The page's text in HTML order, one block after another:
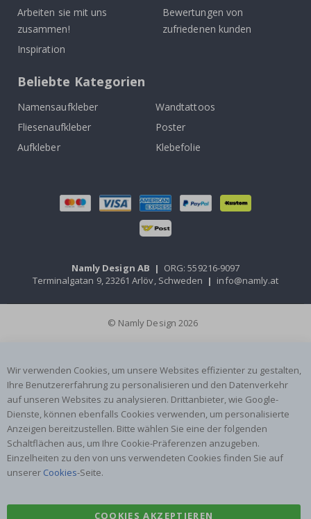
Arbeiten sie mit uns
zusammen!
Inspiration
Bewertungen von
zufriedenen kunden
Beliebte Kategorien
Namensaufkleber
Wandtattoos
Fliesenaufkleber
Poster
Aufkleber
Klebefolie
Namly Design AB | ORG: 559216-9097
Terminalgatan 9, 23261 Arlöv, Schweden | info@namly.at
© Namly Design 2026
Wir verwenden Cookies, um unsere Websites effizienter zu gestalten,
Ihre Benutzererfahrung zu personalisieren und den Datenverkehr
auf unseren Websites zu analysieren. Drittanbieter, wie Google-
Dienste, können ebenfalls Cookies verwenden, um personalisierte
Anzeigen bereitzustellen. Bitte wählen Sie eine der folgenden
Schaltflächen aus, um Ihre Cookie-Präferenzen anzugeben.
Einzelheiten zu den von uns verwendeten Cookies finden Sie auf
unserer Cookies-Seite.
COOKIES AKZEPTIEREN